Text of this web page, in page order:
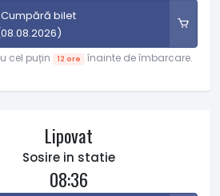
Cumpără bilet
cel puțin 12 ore înainte de îmbarcare.
Lipovat
Sosire in statie
08:36